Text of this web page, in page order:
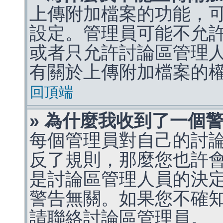
上傳附加檔案的功能，
設定。管理員可能不允
或者只允許討論區管理
有關於上傳附加檔案的
回頂端
» 為什麼我收到了一個
每個管理員對自己的討
反了規則，那麼您也許
是討論區管理人員的決
警告無關。如果您不確
請聯絡討論區管理員。